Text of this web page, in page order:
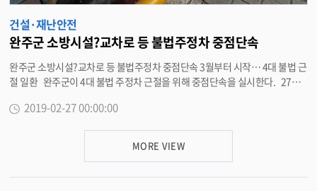
건설·재난안전
완주군 소방시설?교차로 등 불법주정차 중점단속
완주군 소방시설?교차로 등 불법주정차 중점단속 3월부터 시작… 4대 불법 근
절 일환 완주군이 4대 불법 주정차 근절을 위해 중점단속을 실시한다. 27일
월부터 본격 시행한다고 밝혔다. 소방시설 주변 5m 이내, 교차로 모퉁이 5m
2019-02-27 00:00:00
MORE VIEW